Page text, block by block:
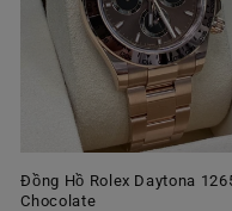
Đồng Hồ Rolex Daytona
Chocolate